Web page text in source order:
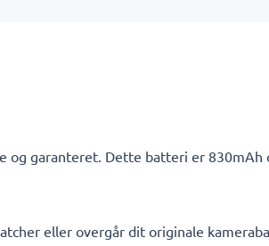
garanteret. Dette batteri er
eller overgår dit originale